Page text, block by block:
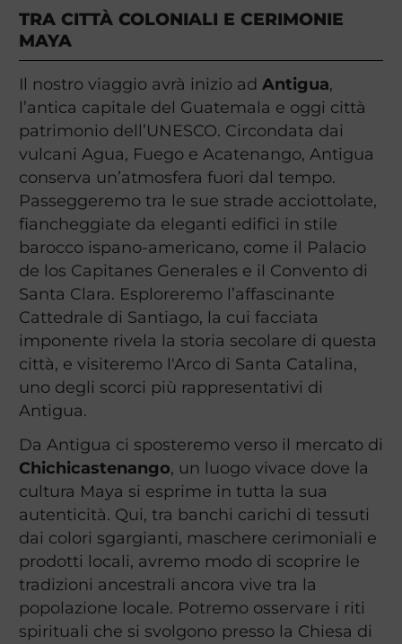
TRA CITTÀ COLONIALI E CERIMONIE
MAYA
Il nostro viaggio avrà inizio ad Antigua,
l’antica capitale del Guatemala e oggi città
patrimonio dell’UNESCO. Circondata dai
vulcani Agua, Fuego e Acatenango, Antigua
conserva un’atmosfera fuori dal tempo.
Passeggeremo tra le sue strade acciottolate,
fiancheggiate da eleganti edifici in stile
barocco ispano-americano, come il Palacio
de los Capitanes Generales e il Convento di
Santa Clara. Esploreremo l’affascinante
Cattedrale di Santiago, la cui facciata
imponente rivela la storia secolare di questa
città, e visiteremo l'Arco di Santa Catalina,
uno degli scorci più rappresentativi di
Antigua.
Da Antigua ci sposteremo verso il mercato di
Chichicastenango, un luogo vivace dove la
cultura Maya si esprime in tutta la sua
autenticità. Qui, tra banchi carichi di tessuti
dai colori sgargianti, maschere cerimoniali e
prodotti locali, avremo modo di scoprire le
tradizioni ancestrali ancora vive tra la
popolazione locale. Potremo osservare i riti
spirituali che si svolgono presso la Chiesa di